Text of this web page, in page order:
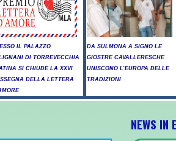
IL PALAZZO
DI TORREVECCHIA
SI CHIUDE LA XXVI
DELLA LETTERA
DA SULMONA A SIGNO LE
GIOSTRE CAVALLERESCHE
UNISCONO L’EUROPA DELLE
TRADIZIONI
NEWS IN